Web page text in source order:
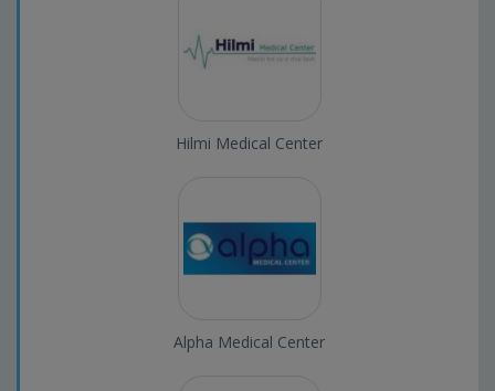
Hilmi Medical Center
Alpha Medical Center